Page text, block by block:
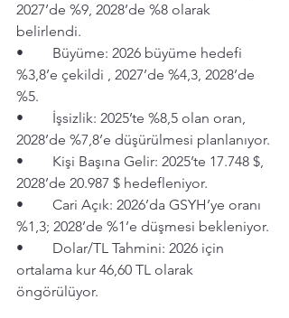
2027’de %9, 2028’de %8 olarak
belirlendi.
• 	Büyüme: 2026 büyüme hedefi
%3,8’e çekildi , 2027’de %4,3, 2028’de
%5.
• 	İşsizlik: 2025’te %8,5 olan oran,
2028’de %7,8’e düşürülmesi planlanıyor.
• 	Kişi Başına Gelir: 2025’te 17.748 $,
2028’de 20.987 $ hedefleniyor.
• 	Cari Açık: 2026’da GSYH’ye oranı
%1,3; 2028’de %1’e düşmesi bekleniyor.
• 	Dolar/TL Tahmini: 2026 için
ortalama kur 46,60 TL olarak
öngörülüyor.